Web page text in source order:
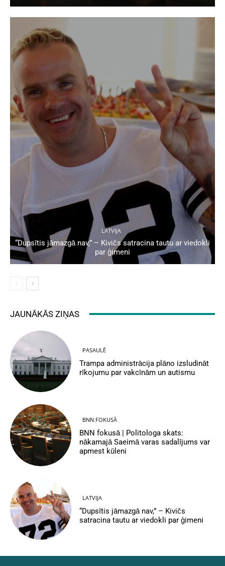
LATVIJA
“Dupsītis jāmazgā nav,” – Kivičs satracina tautu ar viedokli
par ģimeni
JAUNĀKĀS ZIŅAS
PASAULĒ
Trampa administrācija plāno izsludināt
rīkojumu par vakcīnām un autismu
BNN FOKUSĀ
BNN fokusā | Politologa skats:
nākamajā Saeimā varas sadalījums var
apmest kūleni
LATVIJA
“Dupsītis jāmazgā nav,” – Kivičs
satracina tautu ar viedokli par ģimeni